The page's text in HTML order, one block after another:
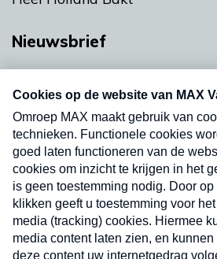
Nieuwsbrief
nieuwsbrief. Elke vrijdag- en
uw mailbox.